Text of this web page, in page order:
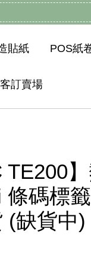
貼紙 POS紙
客訂賣場
TE200
條碼標
(缺貨中)